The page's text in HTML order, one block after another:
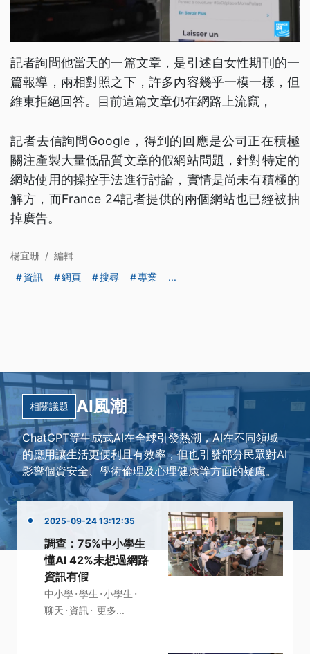
記者詢問他當天的一篇文章，是引述自女性期刊的一
篇報導，兩相對照之下，許多內容幾乎一模一樣，但
維東拒絕回答。目前這篇文章仍在網路上流竄，
記者去信詢問Google，得到的回應是公司正在積極
關注產製大量低品質文章的假網站問題，針對特定的
網站使用的操控手法進行討論，實情是尚未有積極的
解方，而France 24記者提供的兩個網站也已經被抽
掉廣告。
楊宜珊 / 編輯
資訊
網頁 搜尋 專業 ...
相關議題 AI風潮
ChatGPT等生成式AI在全球引發熱潮，AI在不同領域
的應用讓生活更便利且有效率，但也引發部分民眾對AI
影響個資安全、學術倫理及心理健康等方面的疑慮。
2025-09-24 13:12:35
調查：75%中小學生
懂AI 42%未想過網路
資訊有假
中小學·學生 ·小學生 ·
聊天 · 資訊· 更多...